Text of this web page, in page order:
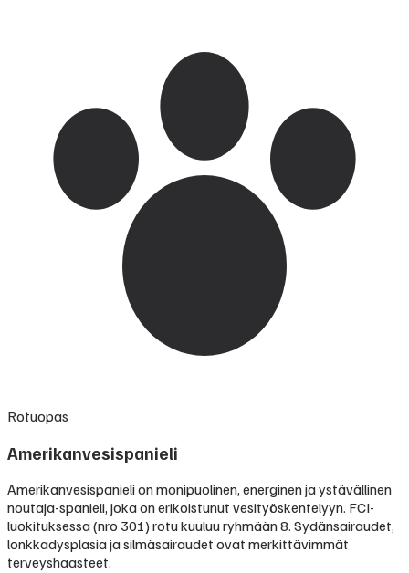
Rotuopas
Amerikanvesispanieli
Amerikanvesispanieli on monipuolinen, energinen ja ystävällinen
noutaja-spanieli, joka on erikoistunut vesityöskentelyyn. FCI-
luokituksessa (nro 301) rotu kuuluu ryhmään 8. Sydänsairaudet,
lonkkadysplasia ja silmäsairaudet ovat merkittävimmät
terveyshaasteet.